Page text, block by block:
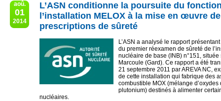
aoû.
01
2014
L’ASN conditionne la poursuite du
l’installation MELOX à la mise en œuvre de
prescriptions de sûreté
L’ASN a analysé le rapport
du premier réexamen de sûreté de
nucléaire de base (INB) n°151, située
Marcoule (Gard). Ce rapport a été
21 septembre 2011 par AREVA NC,
de cette installation qui fabrique des
combustible MOX (mélange d’oxydes
plutonium) destinés à alimenter
nucléaires.